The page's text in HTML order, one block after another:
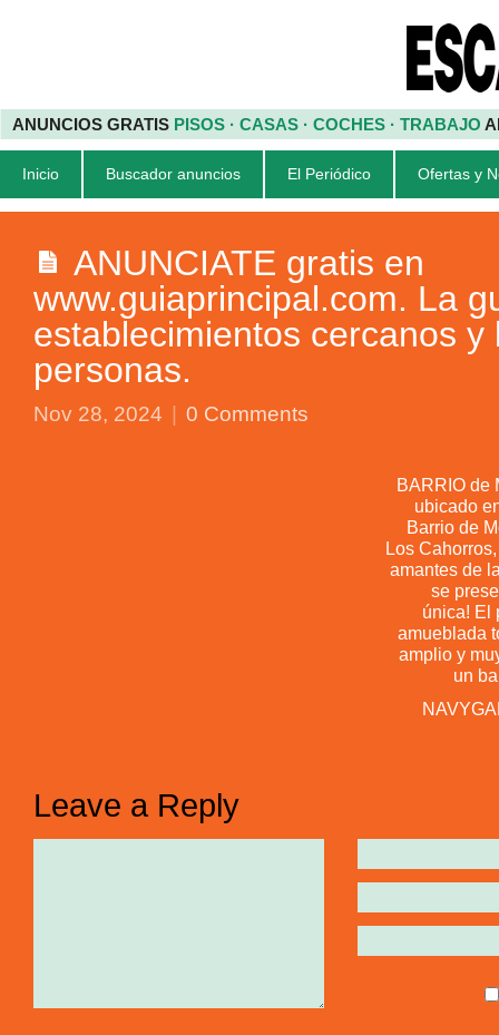
ANUNCIOS GRATIS PISOS · CASAS · COCHES · TRABAJO
Inicio Buscador anuncios El Periódico Ofertas y
ANUNCIATE gratis en
www.guiaprincipal.com. La
establecimientos cercanos y
personas.
Nov 28, 2024 0 Comments
BARRIO de
ubicado
Barrio de
Los
amantes de
se
única! El
amueblada
amplio y
un
Leave a Reply